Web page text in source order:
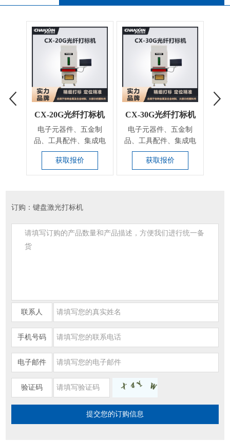
CX-20G光纤打标机
电子元器件、五金制
品、工具配件、集成电
路（IC)、电工电器、
手...
获取报价
CX-30G光纤打标机
电子元器件、五金制
品、工具配件、集成电
路（IC)、电工电器、
手...
获取报价
订购：键盘激光打标机
联系人
手机号码
电子邮件
验证码